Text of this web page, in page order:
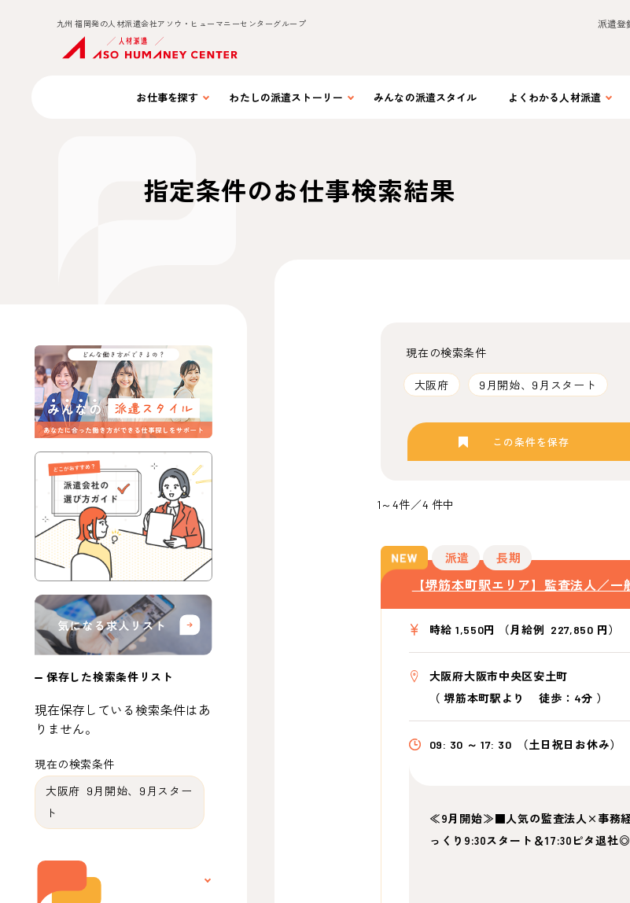
九州 福岡発の人材派遣会社アソウ・ヒューマニーセンターグループ 派遣登
お仕事を探す わたしの派遣ストーリー みんなの派遣スタイル よくわかる 人材派遣
指定条件のお仕事検索結果
保存した検索条件リスト
現在保存している検索条件はあ
りません。
現在の検索条件
大阪府 9月開始、9月スター
ト
現在の検索条件
大阪府 9月開始、9月スタート
この条件を保存
1～4件／4 件中
派遣 長期
【堺筋本町駅エリア】監査法人／一
時給 1,550円 （月給例 227,850 円）
大阪府大阪市中央区安土町
（ 堺筋本町駅より徒歩：4分 ）
09: 30 ～ 17: 30 （土日祝日お休み）
≪9月開始≫■人気の監査法人×事務
っくり9:30スタート＆17:30ピタ退